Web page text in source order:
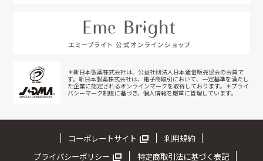
＊新日本製薬株式会社は、公益社団法人日本通信販売協会の会員で
す。新日本製薬株式会社は、電子商取引において、一定基準を満たし
た企業に認定されるオンラインマークを取得しております。＊プライ
バシーマーク制度に基づき、個人情報を厳重に管理しています。
コーポレートサイト
利用規約
プライバシーポリシー
特定商取引法に基づく表記